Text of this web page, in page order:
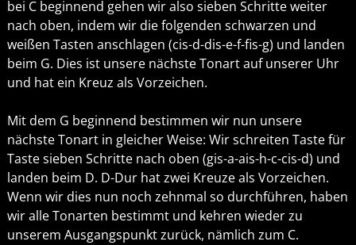
bei C beginnend gehen wir also sieben Schritte weiter
nach oben, indem wir die folgenden schwarzen und
weißen Tasten anschlagen (cis-d-dis-e-f-fis-g) und landen
beim G. Dies ist unsere nächste Tonart auf unserer Uhr
und hat ein Kreuz als Vorzeichen.
Mit dem G beginnend bestimmen wir nun unsere
nächste Tonart in gleicher Weise: Wir schreiten Taste für
Taste sieben Schritte nach oben (gis-a-ais-h-c-cis-d) und
landen beim D. D-Dur hat zwei Kreuze als Vorzeichen.
Wenn wir dies nun noch zehnmal so durchführen, haben
wir alle Tonarten bestimmt und kehren wieder zu
unserem Ausgangspunkt zurück, nämlich zum C.